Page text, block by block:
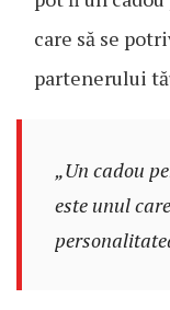
care să se
partenerului
„Un cadou
este unul